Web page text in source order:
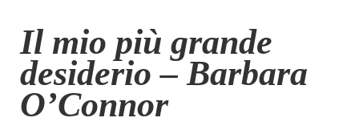
Chi siamo
Contatti
Eventi
Il mio più grande
desiderio – Barbara
O’Connor